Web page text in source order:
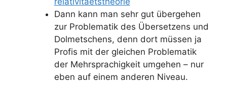
Dann kann man sehr gut übergehen
zur Problematik des Übersetzens und
Dolmetschens, denn dort müssen ja
Profis mit der gleichen Problematik
der Mehrsprachigkeit umgehen – nur
eben auf einem anderen Niveau.